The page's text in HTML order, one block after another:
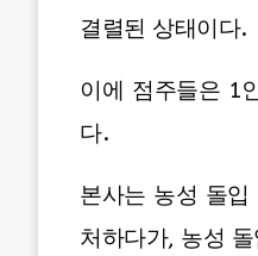
결렬된 상태이다.
이에 점주들은 1
다.
본사는 농성 돌
처하다가, 농성